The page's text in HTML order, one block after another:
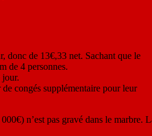
donc de 13€,33 net. Sachant que le
de 4 personnes.
jour.
congés supplémentaire pour leur
n’est pas gravé dans le marbre.